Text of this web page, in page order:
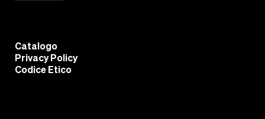
Catalogo
Privacy Policy
Codice Etico